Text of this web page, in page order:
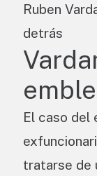
Ruben
detrás
El caso del
tratarse de